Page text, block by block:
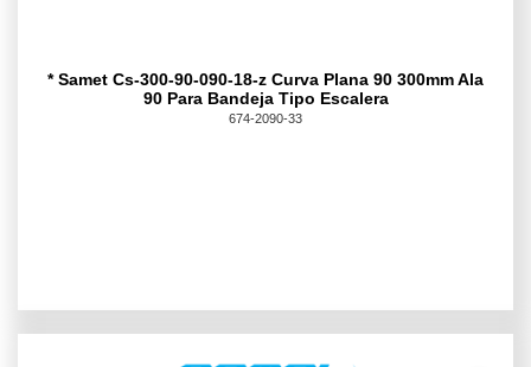
* Samet Cs-300-90-090-18-z Curva Plana 90 300mm Ala
90 Para Bandeja Tipo Escalera
674-2090-33